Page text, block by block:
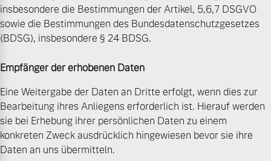
insbesondere die Bestimmungen der Artikel, 5,6,7 DSGVO
sowie die Bestimmungen des Bundesdatenschutzgesetzes
(BDSG), insbesondere § 24 BDSG.
Empfänger der erhobenen Daten
Eine Weitergabe der Daten an Dritte erfolgt, wenn dies zur
Bearbeitung ihres Anliegens erforderlich ist. Hierauf werden
sie bei Erhebung ihrer persönlichen Daten zu einem
konkreten Zweck ausdrücklich hingewiesen bevor sie ihre
Daten an uns übermitteln.